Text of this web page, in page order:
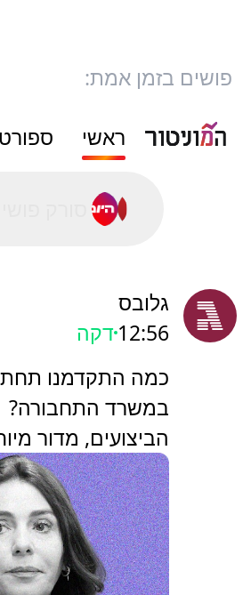
פושים בזמן אמת:
ראשי ספורט
גלובס
12:56דקה
כמה התקדמנו תחת
במשרד התחבורה?
הביצועים, מדור